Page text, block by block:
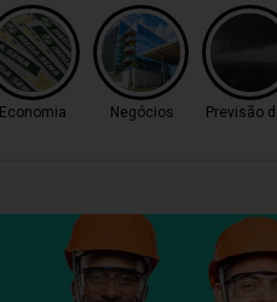
Economia Negócios Previsão